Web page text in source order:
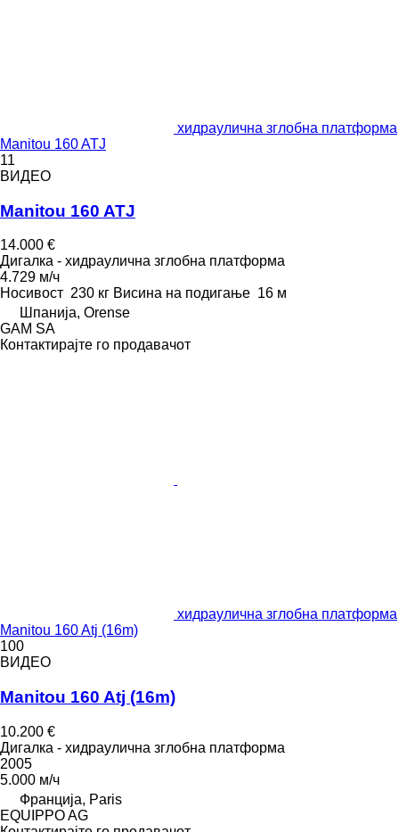
хидраулична зглобна платформа
Manitou 160 ATJ
11
ВИДЕО
Manitou 160 ATJ
14.000 €
Дигалка - хидраулична зглобна платформа
4.729 м/ч
Носивост 230 кг Висина на подигање 16 м
Шпанија, Orense
GAM SA
Контактирајте го продавачот
хидраулична зглобна платформа
Manitou 160 Atj (16m)
100
ВИДЕО
Manitou 160 Atj (16m)
10.200 €
Дигалка - хидраулична зглобна платформа
2005
5.000 м/ч
Франција, Paris
EQUIPPO AG